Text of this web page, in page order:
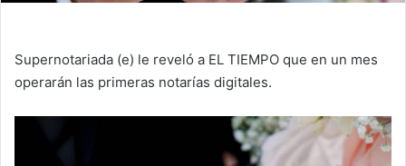
Supernotariada (e) le reveló a EL TIEMPO que en un mes
operarán las primeras notarías digitales.